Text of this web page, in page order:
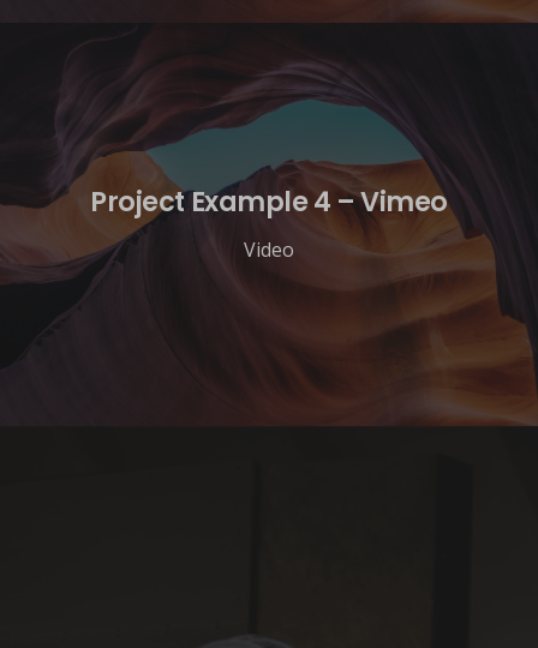
Project Example 4 – Vimeo
Video